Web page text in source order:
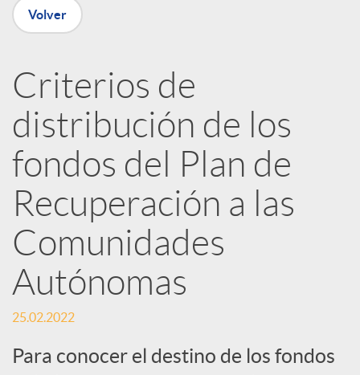
R
e
d
e
s
S
Volver
Criterios de
distribución de los
fondos del Plan de
Recuperación a las
Comunidades
Autónomas
25.02.2022
Para conocer el destino de los fondos